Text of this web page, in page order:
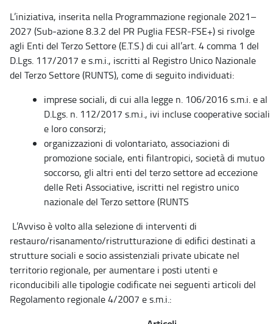
L’iniziativa, inserita nella Programmazione regionale 2021–
2027 (Sub‑azione 8.3.2 del PR Puglia FESR-FSE+) si rivolge
agli Enti del Terzo Settore (E.T.S.) di cui all’art. 4 comma 1 del
D.Lgs. 117/2017 e s.m.i., iscritti al Registro Unico Nazionale
del Terzo Settore (RUNTS), come di seguito individuati:
imprese sociali, di cui alla legge n. 106/2016 s.m.i. e al
D.Lgs. n. 112/2017 s.m.i., ivi incluse cooperative sociali
e loro consorzi;
organizzazioni di volontariato, associazioni di
promozione sociale, enti filantropici, società di mutuo
soccorso, gli altri enti del terzo settore ad eccezione
delle Reti Associative, iscritti nel registro unico
nazionale del Terzo settore (RUNTS
L’Avviso è volto alla selezione di interventi di
restauro/risanamento/ristrutturazione di edifici destinati a
strutture sociali e socio assistenziali private ubicate nel
territorio regionale, per aumentare i posti utenti e
riconducibili alle tipologie codificate nei seguenti articoli del
Regolamento regionale 4/2007 e s.m.i.: